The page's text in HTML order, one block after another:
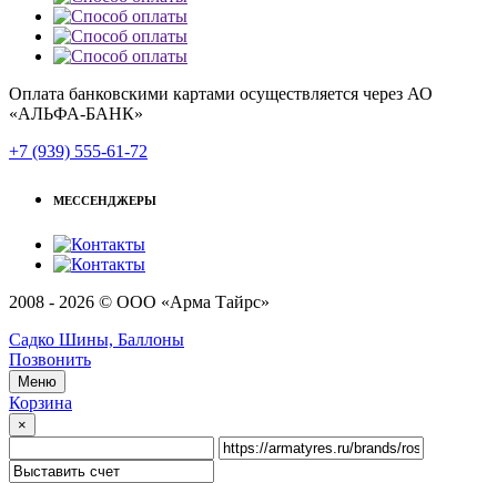
Оплата банковскими картами осуществляется через АО
«АЛЬФА-БАНК»
+7 (939) 555-61-72
МЕССЕНДЖЕРЫ
2008 - 2026 © ООО «Арма Тайрс»
Садко Шины, Баллоны
Позвонить
Меню
Корзина
×